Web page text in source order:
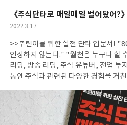
《주식단타로 매일매일 벌어봤어?》
작
일
2022.3.17
>>주린이를 위한 실전 단타 입문서! "80% 이하의 승률은 기법으로
인정하지 않는다." "월천은 누구나 할 수 있다." >>증권사 PB, 카톡
리딩, 방송 리딩, 주식 유튜버, 전업 투자
동안 주식과 관련된 다양한 경험을 거
단타 고수들의 트레이딩 테크닉 4. 단타에 유용한 팁 5. 단타 고수가
되기 위한 마인드 컨트롤 >>다른 주식 서적들과의 차별점 1. 단타
전문 서적 2. 수백 명이 실시간으로 동시에 매수.매도해 수익 발생 3.